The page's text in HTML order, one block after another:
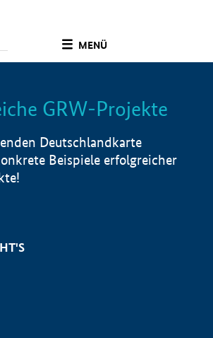
MENÜ
Info
GRW-Projekte
Deutschlandkarte
Beispiele erfolgreicher